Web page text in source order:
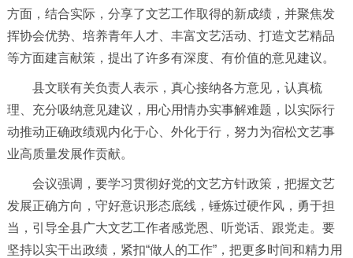
方面，结合实际，分享了文艺工作取得的新成绩，并聚焦发
挥协会优势、培养青年人才、丰富文艺活动、打造文艺精品
等方面建言献策，提出了许多有深度、有价值的意见建议。
县文联有关负责人表示，真心接纳各方意见，认真梳
理、充分吸纳意见建议，用心用情办实事解难题，以实际行
动推动正确政绩观内化于心、外化于行，努力为宿松文艺事
业高质量发展作贡献。
会议强调，要学习贯彻好党的文艺方针政策，把握文艺
发展正确方向，守好意识形态底线，锤炼过硬作风，勇于担
当，引导全县广大文艺工作者感党恩、听党话、跟党走。要
坚持以实干出政绩，紧扣“做人的工作”，把更多时间和精力用